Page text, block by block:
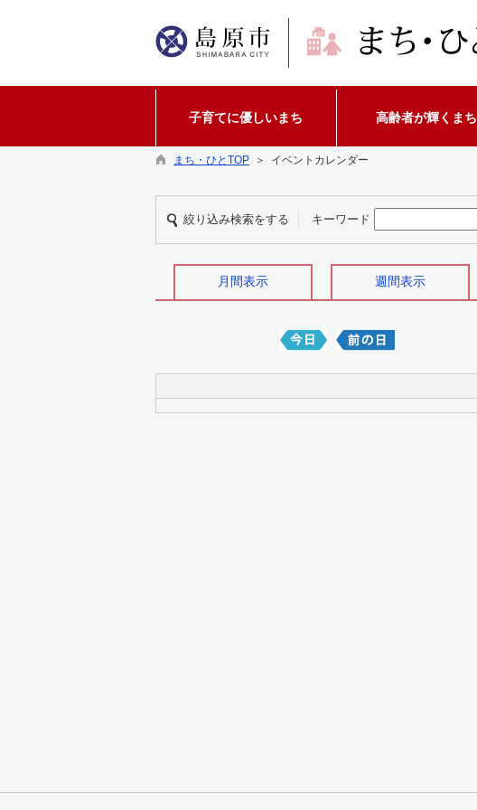
子育てに優しいまち 高齢者が輝くまち
まち・ひとTOP ＞ イベントカレンダー
絞り込み検索をする キーワード
月間表示 週間表示